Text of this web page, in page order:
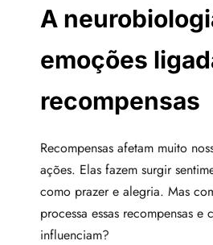
A
emoções
recompensas
Recompensas afetam muito
ações. Elas fazem surgir
como prazer e alegria. Mas
processa essas recompensas e
influenciam?